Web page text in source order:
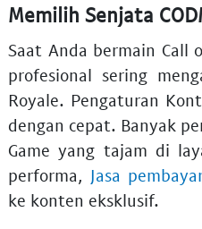
Memilih Senjata
Saat Anda bermain Call
profesional sering
Royale. Pengaturan
dengan cepat. Banyak
Game yang tajam di
performa, Jasa
ke konten eksklusif.